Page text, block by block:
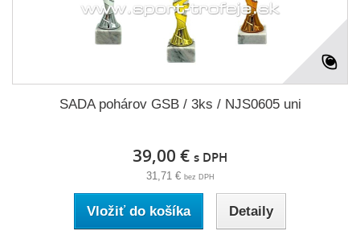
SADA pohárov GSB / 3ks / NJS0605 uni
39,00 € s DPH
31,71 € bez DPH
Vložiť do košíka Detaily